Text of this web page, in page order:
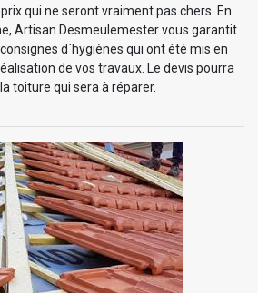
qui ne seront vraiment pas chers. En
Artisan Desmeulemester vous garantit
d`hygiènes qui ont été mis en
de vos travaux. Le devis pourra
toiture qui sera à réparer.